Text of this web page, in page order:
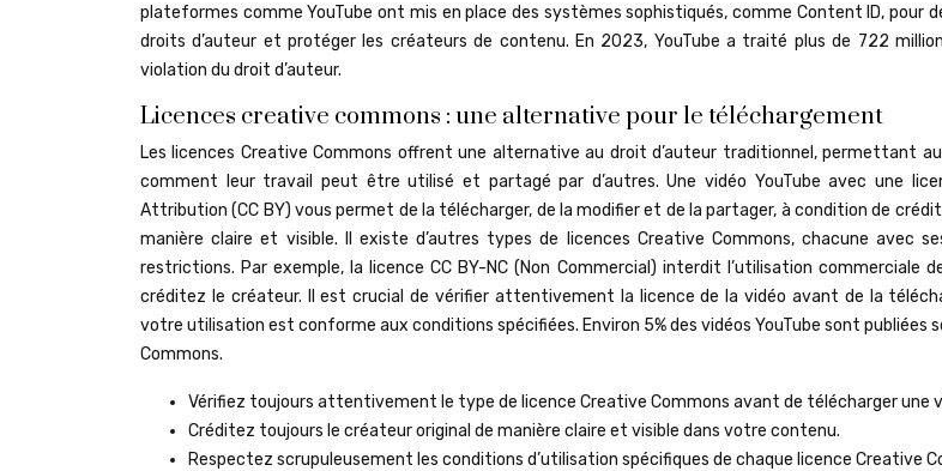
plateformes comme YouTube ont mis en place des systèmes sophistiqués, comme Content ID, pour
droits d’auteur et protéger les créateurs de contenu. En 2023, YouTube a traité plus de 722
violation du droit d’auteur.
Licences creative commons : une alternative pour le téléchargement
Les licences Creative Commons offrent une alternative au droit d’auteur traditionnel, permettant
comment leur travail peut être utilisé et partagé par d’autres. Une vidéo YouTube avec une
Attribution (CC BY) vous permet de la télécharger, de la modifier et de la partager, à condition de
manière claire et visible. Il existe d’autres types de licences Creative Commons, chacune avec
restrictions. Par exemple, la licence CC BY-NC (Non Commercial) interdit l’utilisation commerciale
créditez le créateur. Il est crucial de vérifier attentivement la licence de la vidéo avant de la
votre utilisation est conforme aux conditions spécifiées. Environ 5% des vidéos YouTube sont publiées
Commons.
Vérifiez toujours attentivement le type de licence Creative Commons avant de télécharger une
Créditez toujours le créateur original de manière claire et visible dans votre contenu.
Respectez scrupuleusement les conditions d’utilisation spécifiques de chaque licence Creative